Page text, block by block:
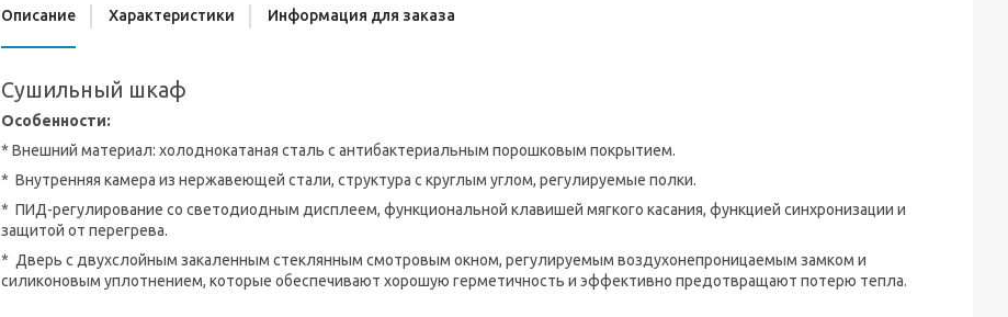
Описание Характеристики Информация для заказа
Сушильный шкаф
Особенности:
* Внешний материал: холоднокатаная сталь с антибактериальным порошковым покрытием.
* Внутренняя камера из нержавеющей стали, структура с круглым углом, регулируемые полки.
* ПИД-регулирование со светодиодным дисплеем, функциональной клавишей мягкого касания, функцией синхронизации и
защитой от перегрева.
* Дверь с двухслойным закаленным стеклянным смотровым окном, регулируемым воздухонепроницаемым замком и
силиконовым уплотнением, которые обеспечивают хорошую герметичность и эффективно предотвращают потерю тепла.